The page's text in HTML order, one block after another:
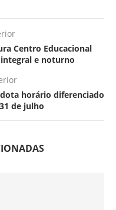
Centro Educacional
e noturno
horário diferenciado
de julho